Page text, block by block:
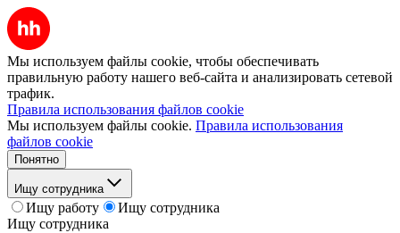
Мы используем файлы cookie, чтобы обеспечивать
правильную работу нашего веб-сайта и анализировать сетевой
трафик.
Правила использования файлов cookie
Мы используем файлы cookie. Правила использования
файлов cookie
Понятно
Ищу сотрудника
Ищу работу
Ищу сотрудника
Ищу сотрудника